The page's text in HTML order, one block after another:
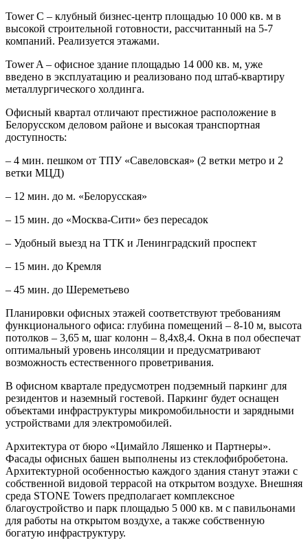
Tower C – клубный бизнес-центр площадью 10 000 кв. м в
высокой строительной готовности, рассчитанный на 5-7
компаний. Реализуется этажами.
Tower A – офисное здание площадью 14 000 кв. м, уже
введено в эксплуатацию и реализовано под штаб-квартиру
металлургического холдинга.
Офисный квартал отличают престижное расположение в
Белорусском деловом районе и высокая транспортная
доступность:
– 4 мин. пешком от ТПУ «Савеловская» (2 ветки метро и 2
ветки МЦД)
– 12 мин. до м. «Белорусская»
– 15 мин. до «Москва-Сити» без пересадок
– Удобный выезд на ТТК и Ленинградский проспект
– 15 мин. до Кремля
– 45 мин. до Шереметьево
Планировки офисных этажей соответствуют требованиям
функционального офиса: глубина помещений – 8-10 м, высота
потолков – 3,65 м, шаг колонн – 8,4х8,4. Окна в пол обеспечат
оптимальный уровень инсоляции и предусматривают
возможность естественного проветривания.
В офисном квартале предусмотрен подземный паркинг для
резидентов и наземный гостевой. Паркинг будет оснащен
объектами инфраструктуры микромобильности и зарядными
устройствами для электромобилей.
Архитектура от бюро «Цимайло Ляшенко и Партнеры».
Фасады офисных башен выполнены из стеклофибробетона.
Архитектурной особенностью каждого здания станут этажи с
собственной видовой террасой на открытом воздухе. Внешняя
среда STONE Towers предполагает комплексное
благоустройство и парк площадью 5 000 кв. м с павильонами
для работы на открытом воздухе, а также собственную
богатую инфраструктуру.